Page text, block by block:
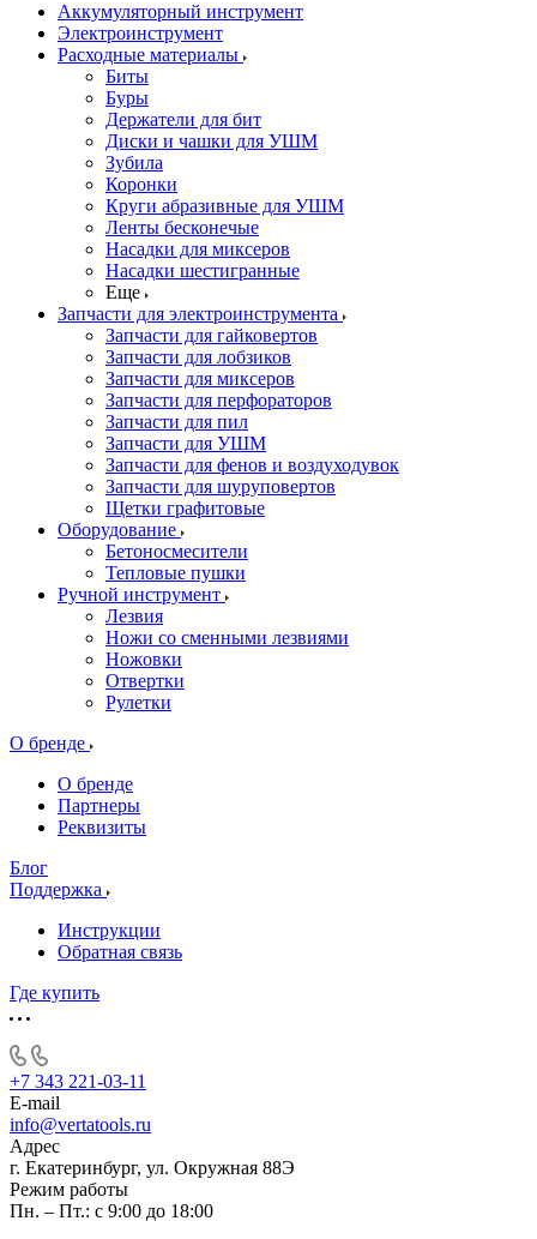
Аккумуляторный инструмент
Электроинструмент
Расходные материалы
Биты
Буры
Держатели для бит
Диски и чашки для УШМ
Зубила
Коронки
Круги абразивные для УШМ
Ленты бесконечые
Насадки для миксеров
Насадки шестигранные
Еще
Запчасти для электроинструмента
Запчасти для гайковертов
Запчасти для лобзиков
Запчасти для миксеров
Запчасти для перфораторов
Запчасти для пил
Запчасти для УШМ
Запчасти для фенов и воздуходувок
Запчасти для шуруповертов
Щетки графитовые
Оборудование
Бетоносмесители
Тепловые пушки
Ручной инструмент
Лезвия
Ножи со сменными лезвиями
Ножовки
Отвертки
Рулетки
О бренде
О бренде
Партнеры
Реквизиты
Блог
Поддержка
Инструкции
Обратная связь
Где купить
+7 343 221-03-11
E-mail
info@vertatools.ru
Адрес
г. Екатеринбург, ул. Окружная 88Э
Режим работы
Пн. – Пт.: с 9:00 до 18:00